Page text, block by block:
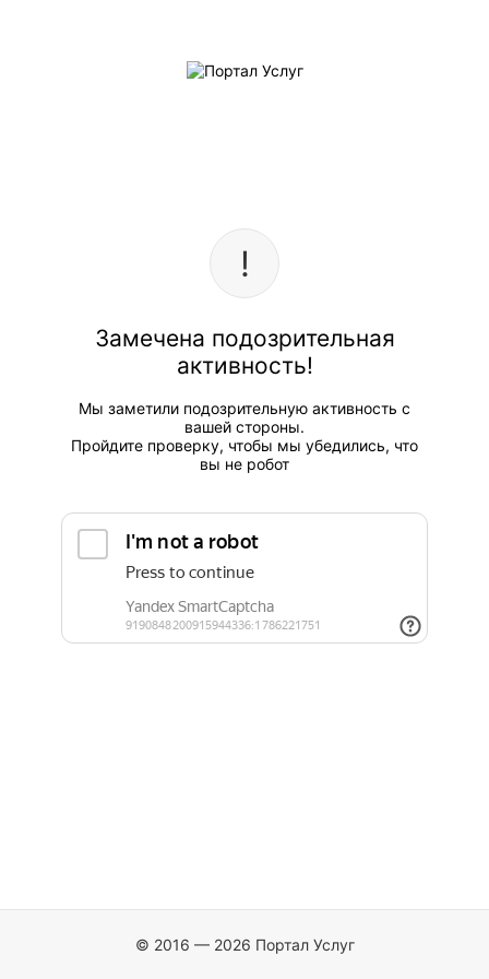
Замечена подозрительная
активность!
Мы заметили подозрительную активность с
вашей стороны.
Пройдите проверку, чтобы мы убедились, что
вы не робот
© 2016 — 2026 Портал Услуг